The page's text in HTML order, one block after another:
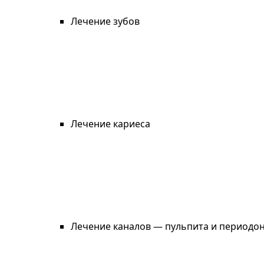
Лечение зубов
Лечение кариеса
Лечение каналов — пульпита и